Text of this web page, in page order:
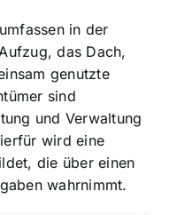
in der
das Dach,
genutzte
sind
und Verwaltung
wird eine
die über einen
wahrnimmt.